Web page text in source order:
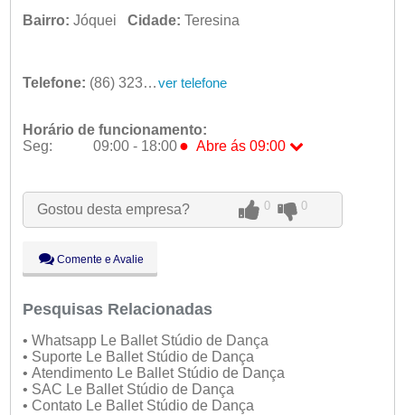
Bairro: Jóquei Cidade: Teresina
Telefone: (86) 3233-5848 ver telefone
Horário de funcionamento:
Seg:
09:00 - 18:00 ● Abre ás 09:00
Qua:
09:00 - 18:00
Qui:
09:00 - 18:00
Sáb:
Dom:
Fechado
Gostou desta empresa? 0 0
Comente e Avalie
Pesquisas Relacionadas
• Whatsapp Le Ballet Stúdio de Dança
• Suporte Le Ballet Stúdio de Dança
• Atendimento Le Ballet Stúdio de Dança
• SAC Le Ballet Stúdio de Dança
• Contato Le Ballet Stúdio de Dança